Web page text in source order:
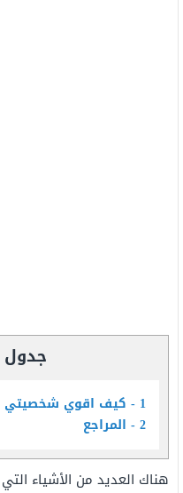
جدول
1
كيف اقوي شخصيتي
2 المراجع
هناك العديد من الأشياء